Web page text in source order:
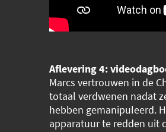
Aflevering 4:
Marcs vertrouwen in de
totaal verdwenen nadat
hebben gemanipuleerd.
apparatuur te redden uit